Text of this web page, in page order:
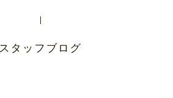
スタッフブログ